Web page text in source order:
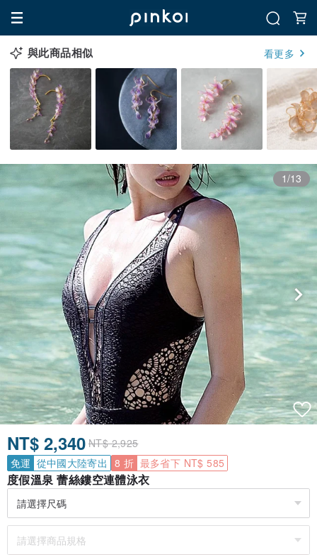
與此商品相似 看更多
1/13
NT$ 2,340 NT$ 2,925
免運 從中國大陸寄出 8 折 最多省下 NT$ 585
度假溫泉 蕾絲鏤空連體泳衣